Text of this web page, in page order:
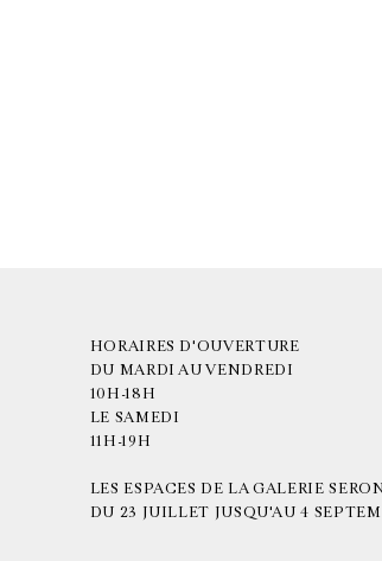
HORAIRES D'OUVERTURE
DU MARDI AU VENDREDI
10H-18H
LE SAMEDI
11H-19H
LES ESPACES DE LA GALERIE
DU 23 JUILLET JUSQU'AU 4